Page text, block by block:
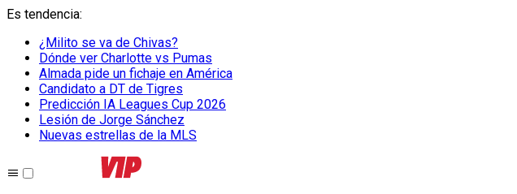
Es tendencia:
¿Milito se va de Chivas?
Dónde ver Charlotte vs Pumas
Almada pide un fichaje en América
Candidato a DT de Tigres
Predicción IA Leagues Cup 2026
Lesión de Jorge Sánchez
Nuevas estrellas de la MLS